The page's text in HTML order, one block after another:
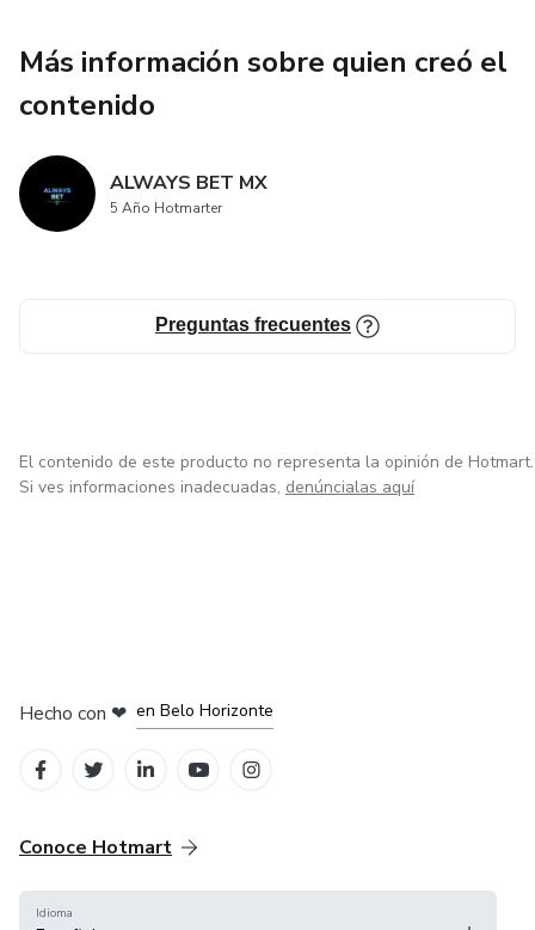
Más información sobre quien creó el
contenido
ALWAYS BET MX
5 Año Hotmarter
Preguntas frecuentes
El contenido de este producto no representa la opinión de Hotmart.
Si ves informaciones inadecuadas, denúncialas aquí
Hecho con ❤ en Belo Horizonte
Conoce Hotmart
Idioma